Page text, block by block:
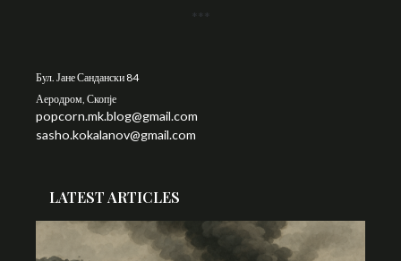
***
Бул. Јане Сандански 84
Аеродром, Скопје
popcorn.mk.blog@gmail.com
sasho.kokalanov@gmail.com
LATEST ARTICLES